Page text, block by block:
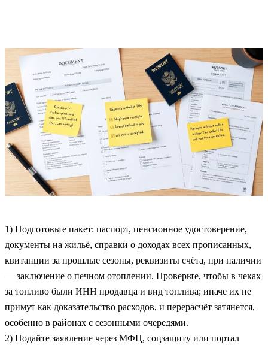
1) Подготовьте пакет: паспорт, пенсионное удостоверение,
документы на жильё, справки о доходах всех прописанных,
квитанции за прошлые сезоны, реквизиты счёта, при наличии
— заключение о печном отоплении. Проверьте, чтобы в чеках
за топливо были ИНН продавца и вид топлива; иначе их не
примут как доказательство расходов, и перерасчёт затянется,
особенно в районах с сезонными очередями.
2) Подайте заявление через МФЦ, соцзащиту или портал